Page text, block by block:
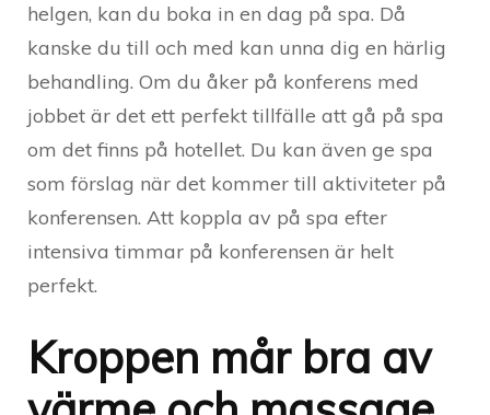
helgen, kan du boka in en dag på spa. Då
kanske du till och med kan unna dig en härlig
behandling. Om du åker på konferens med
jobbet är det ett perfekt tillfälle att gå på spa
om det finns på hotellet. Du kan även ge spa
som förslag när det kommer till aktiviteter på
konferensen. Att koppla av på spa efter
intensiva timmar på konferensen är helt
perfekt.
Kroppen mår bra av